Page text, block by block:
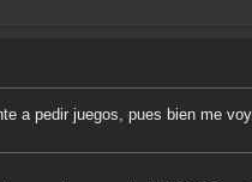
a pedir juegos, pues bien me